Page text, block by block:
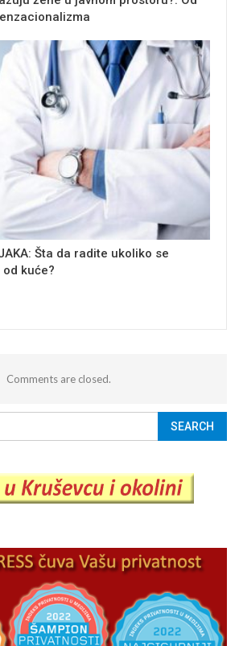
Šta da radite ukoliko se
kuće?
Comments are closed.